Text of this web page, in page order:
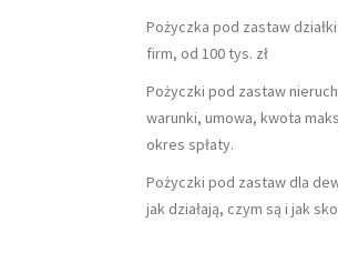
Pożyczka pod zastaw
firm, od 100 tys. zł
Pożyczki pod zastaw
warunki, umowa, kwota
okres spłaty.
Pożyczki pod zastaw dla
jak działają, czym są i jak